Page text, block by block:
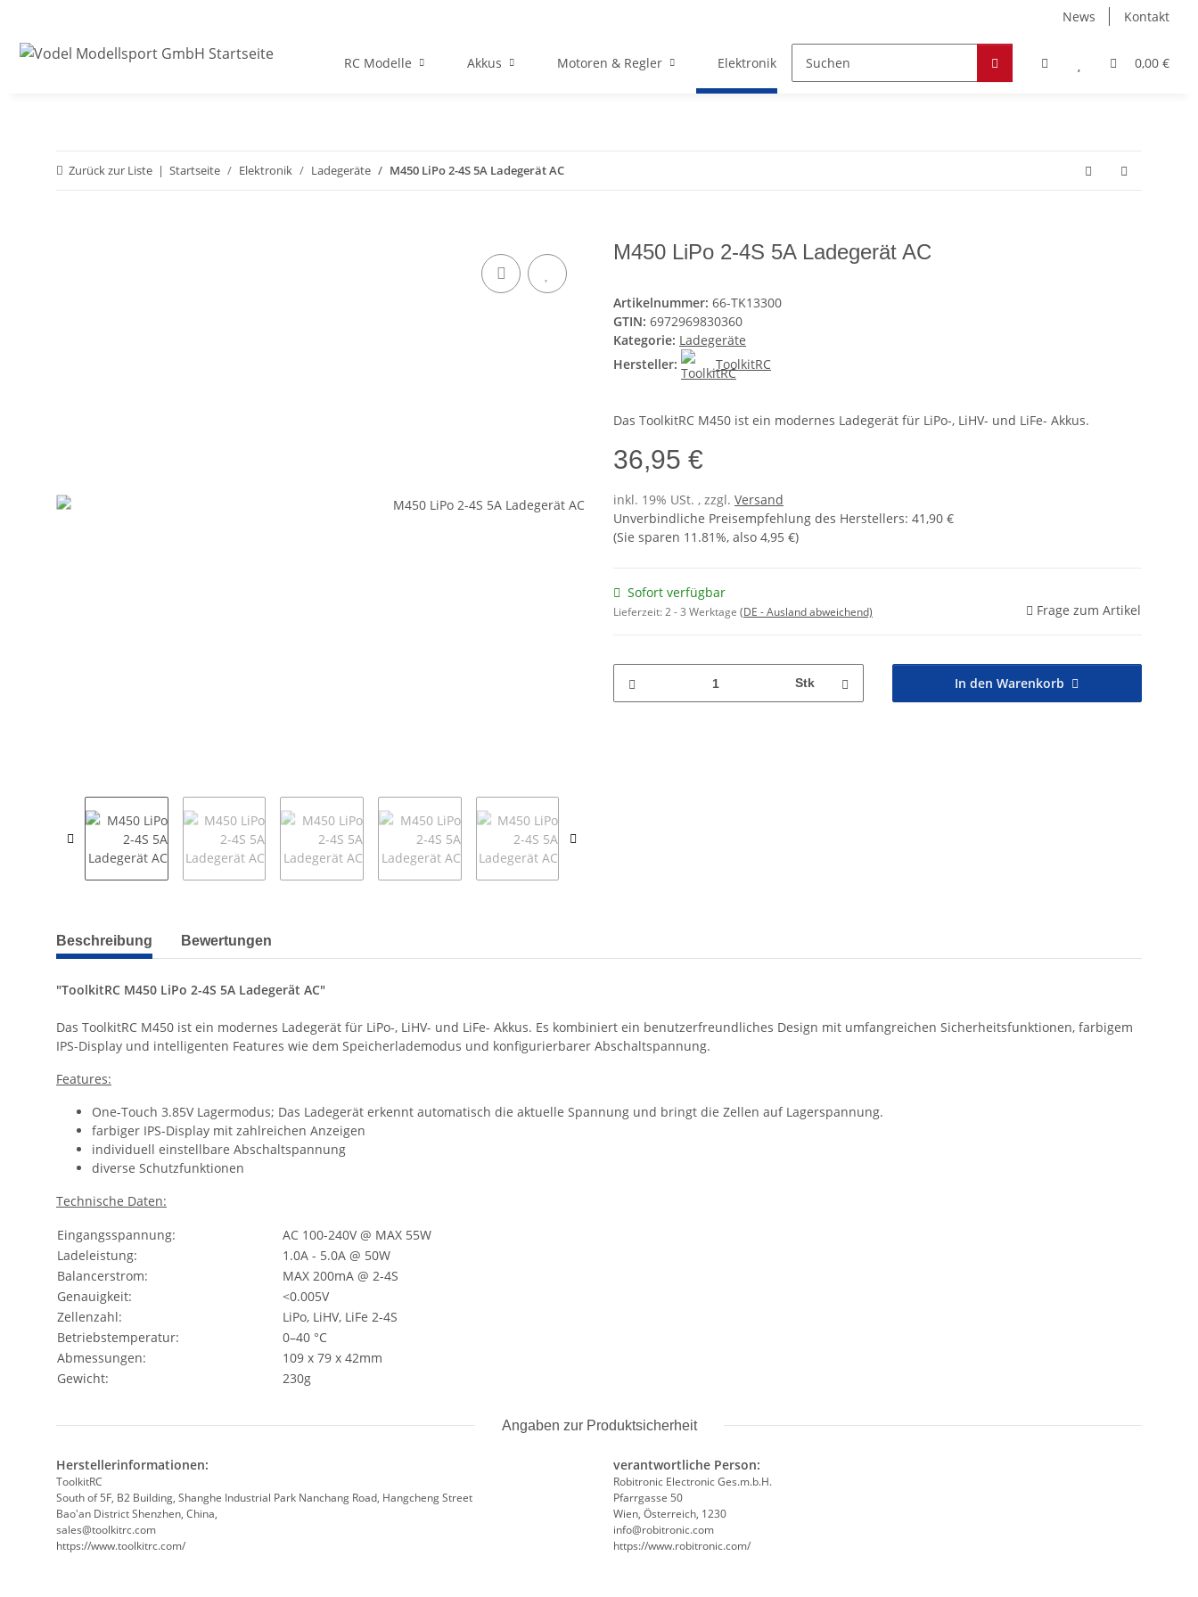
News Kontakt
0,00 €
RC Modelle Akkus Motoren & Regler Elektronik Zubehör Hobby & Freizeit Werkstoffe
Zurück zur Liste Startseite Elektronik Ladegeräte M450 LiPo 2-4S 5A Ladegerät AC
M450 LiPo 2-4S 5A Ladegerät AC
Artikelnummer: 66-TK13300
GTIN: 6972969830360
Kategorie: Ladegeräte
Hersteller:
ToolkitRC
Das ToolkitRC M450 ist ein modernes Ladegerät für LiPo-, LiHV- und LiFe- Akkus.
36,95 €
inkl. 19% USt. , zzgl. Versand
Unverbindliche Preisempfehlung des Herstellers: 41,90 €
(Sie sparen 11.81%, also 4,95 €)
Sofort verfügbar
Lieferzeit:2 - 3 Werktage (DE - Ausland abweichend) Frage zum Artikel
Stk In den Warenkorb
weitere Registerkarten anzeigen
Beschreibung Bewertungen
"ToolkitRC M450 LiPo 2-4S 5A Ladegerät AC"
Das ToolkitRC M450 ist ein modernes Ladegerät für LiPo-, LiHV- und LiFe- Akkus. Es kombiniert ein benutzerfreundliches Design mit umfangreichen Sicherheitsfunktionen, farbigem
IPS-Display und intelligenten Features wie dem Speicherlademodus und konfigurierbarer Abschaltspannung.
Features:
One-Touch 3.85V Lagermodus; Das Ladegerät erkennt automatisch die aktuelle Spannung und bringt die Zellen auf Lagerspannung.
farbiger IPS-Display mit zahlreichen Anzeigen
individuell einstellbare Abschaltspannung
diverse Schutzfunktionen
Technische Daten:
Eingangsspannung:
AC 100-240V @ MAX 55W
Ladeleistung:
1.0A - 5.0A @ 50W
Balancerstrom:
MAX 200mA @ 2-4S
Genauigkeit:
<0.005V
Zellenzahl:
LiPo, LiHV, LiFe 2-4S
Betriebstemperatur:
0–40 °C
Abmessungen:
109 x 79 x 42mm
Gewicht:
230g
Angaben zur Produktsicherheit
Herstellerinformationen:
ToolkitRC
South of 5F, B2 Building, Shanghe Industrial Park Nanchang Road, Hangcheng Street
Bao'an District Shenzhen, China,
sales@toolkitrc.com
https://www.toolkitrc.com/
verantwortliche Person:
Robitronic Electronic Ges.m.b.H.
Pfarrgasse 50
Wien, Österreich, 1230
info@robitronic.com
https://www.robitronic.com/